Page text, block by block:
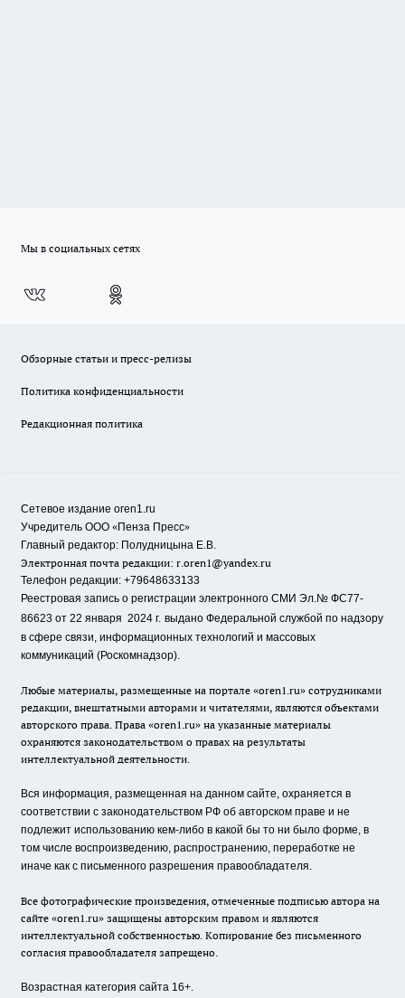
Мы в социальных сетях
Обзорные статьи и пресс-релизы
Политика конфиденциальности
Редакционная политика
Сетевое издание oren1.ru
Учредитель ООО «Пенза Пресс»
Главный редактор: Полудницына Е.В.
Электронная почта редакции: r.oren1@yandex.ru
Телефон редакции: +79648633133
Реестровая запись о регистрации электронного СМИ Эл.№ ФС77-
86623 от 22 января 2024 г. выдано Федеральной службой по надзору
в сфере связи, информационных технологий и массовых
коммуникаций (Роскомнадзор).
Любые материалы, размещенные на портале «oren1.ru» сотрудниками
редакции, внештатными авторами и читателями, являются объектами
авторского права. Права «oren1.ru» на указанные материалы
охраняются законодательством о правах на результаты
интеллектуальной деятельности.
Вся информация, размещенная на данном сайте, охраняется в
соответствии с законодательством РФ об авторском праве и не
подлежит использованию кем-либо в какой бы то ни было форме, в
том числе воспроизведению, распространению, переработке не
иначе как с письменного разрешения правообладателя.
Все фотографические произведения, отмеченные подписью автора на
сайте «oren1.ru» защищены авторским правом и являются
интеллектуальной собственностью. Копирование без письменного
согласия правообладателя запрещено.
Возрастная категория сайта 16+.